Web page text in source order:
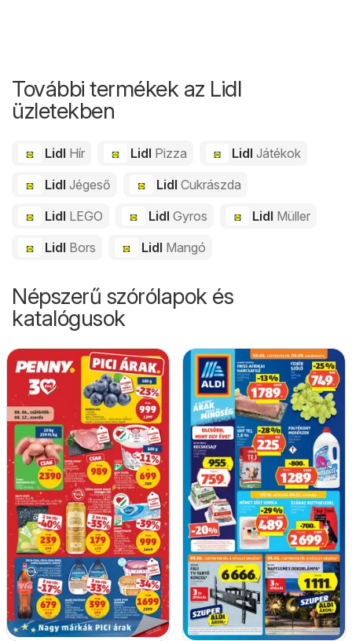
További termékek az Lidl
üzletekben
Lidl Hír Lidl Pizza LidlJátékok
Lidl Jégeső Lidl Cukrászda
Lidl LEGO Lidl Gyros Lidl Müller
Lidl Bors Lidl Mangó
Népszerű szórólapok és
katalógusok